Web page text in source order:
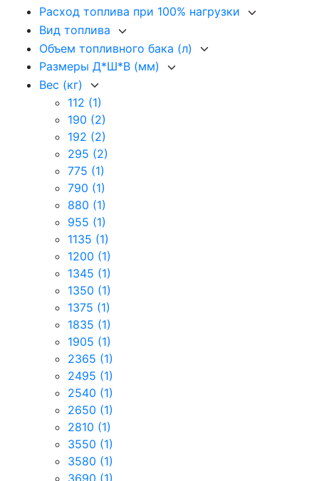
Расход топлива при 100% нагрузки
Вид топлива
Объем топливного бака (л)
Размеры Д*Ш*В (мм)
Вес (кг)
112 (1)
190 (2)
192 (2)
295 (2)
775 (1)
790 (1)
880 (1)
955 (1)
1135 (1)
1200 (1)
1345 (1)
1350 (1)
1375 (1)
1835 (1)
1905 (1)
2365 (1)
2495 (1)
2540 (1)
2650 (1)
2810 (1)
3550 (1)
3580 (1)